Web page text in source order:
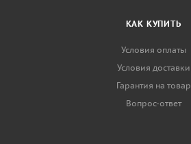
КАК КУПИТЬ
Условия оплаты
Условия доставки
Гарантия на товар
Вопрос-ответ